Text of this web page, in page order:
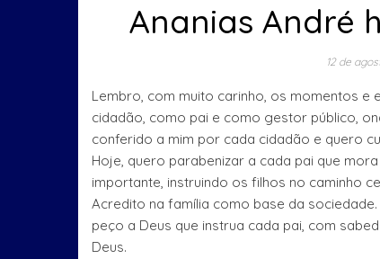
Ananias André
12 de
Lembro, com muito carinho, os momentos e
cidadão, como pai e como gestor público,
conferido a mim por cada cidadão e quero
Hoje, quero parabenizar a cada pai que
importante, instruindo os filhos no caminho
Acredito na família como base da
peço a Deus que instrua cada pai, com
Deus.